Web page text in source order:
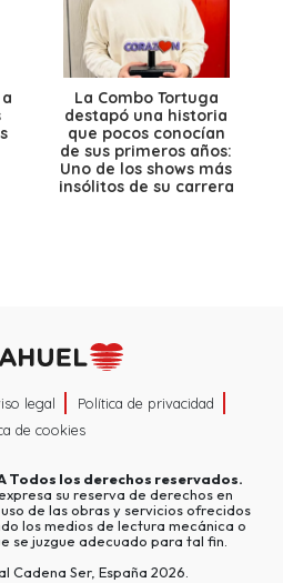
La Combo Tortuga
destapó una historia
que pocos conocían
de sus primeros años:
Uno de los shows más
insólitos de su carrera
legal
Política de privacidad
de cookies
Todos los derechos reservados.
expresa su reserva de derechos en
de las obras y servicios ofrecidos
los medios de lectura mecánica o
se juzgue adecuado para tal fin.
Cadena Ser, España 2026.